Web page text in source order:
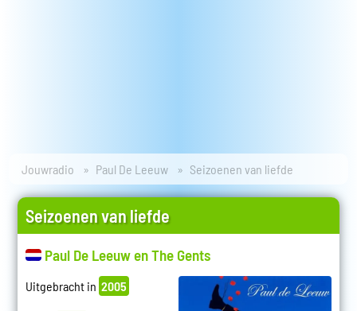
Jouwradio Paul De Leeuw Seizoenen van liefde
Seizoenen van liefde
Paul De Leeuw en The Gents
Uitgebracht in 2005